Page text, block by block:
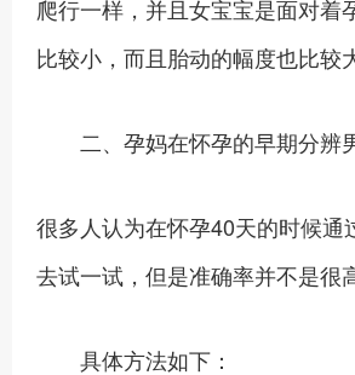
爬行一样，并且女宝宝是面对
比较小，而且胎动的幅度也比较
二、孕妈在怀孕的早期分辨
很多人认为在怀孕40天的时候
去试一试，但是准确率并不是很
具体方法如下：